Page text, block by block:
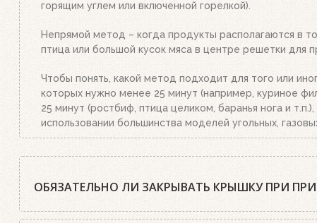
горящим углем или включенной горелкой).
Непрямой метод – когда продукты располагаются в
птица или большой кусок мяса в центре решетки для
Чтобы понять, какой метод подходит для того или
которых нужно менее 25 минут (например, куриное
25 минут (ростбиф, птица целиком, баранья нога и
использовании большинства моделей угольных,
ОБЯЗАТЕЛЬНО ЛИ ЗАКРЫВАТЬ КРЫШКУ ПРИ